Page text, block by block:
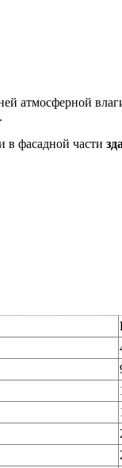
атмосферной
в фасадной части